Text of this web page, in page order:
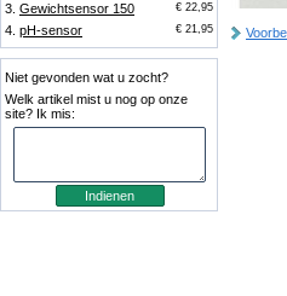
3. Gewichtsensor 150 € 22,95
4. pH-sensor € 21,95
Niet gevonden wat u zocht?
Welk artikel mist u nog op onze
site? Ik mis: